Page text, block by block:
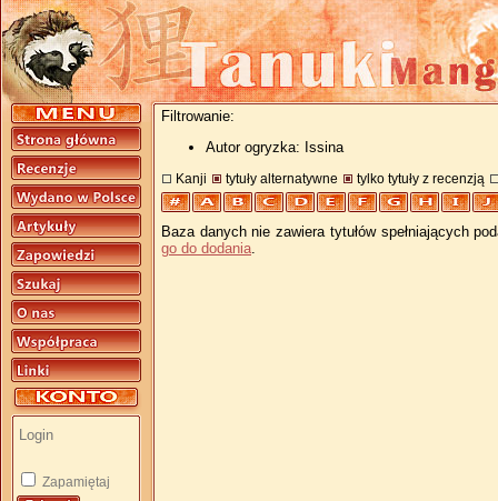
Zapamiętaj
Filtrowanie:
Autor ogryzka: Issina
Kanji tytuły alternatywne tylko tytuły z recenzją
Baza danych nie zawiera tytułów spełniających
go do dodania.